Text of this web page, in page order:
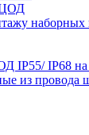
ЦОД
наборных
IP55/ IP68
из провода